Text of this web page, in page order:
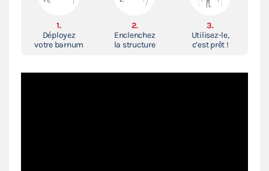
1.
Déployez
votre barnum
2.
Enclenchez
la structure
3.
Utilisez-le,
c’est prêt !